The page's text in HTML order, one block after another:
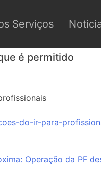
Serviços
é permitido
do-ir-para-
Operação da PF